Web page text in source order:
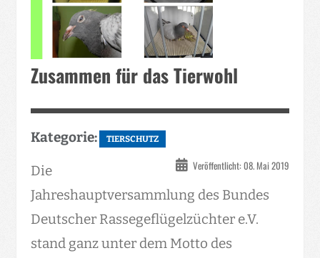
Zusammen für das Tierwohl
Kategorie: TIERSCHUTZ
Veröffentlicht: 08. Mai 2019
Die
Jahreshauptversammlung des Bundes
Deutscher Rassegeflügelzüchter e.V.
stand ganz unter dem Motto des